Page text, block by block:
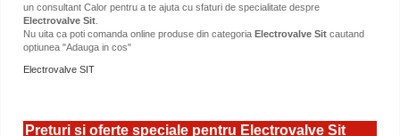
un consultant Calor pentru a te ajuta cu sfaturi de specialitate despre
Electrovalve Sit
Nu uita ca poti comanda online produse din categoria Electrovalve Sit cautand
optiunea "Adauga in cos"
Electrovalve SIT
Preturi si oferte speciale pentru Electrovalve Sit